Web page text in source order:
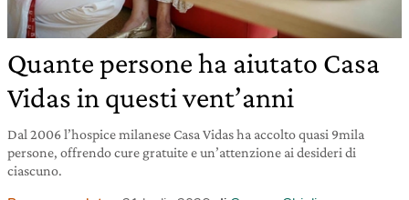
Quante persone ha aiutato Casa
Vidas in questi vent’anni
Dal 2006 l’hospice milanese Casa Vidas ha accolto quasi 9mila
persone, offrendo cure gratuite e un’attenzione ai desideri di
ciascuno.